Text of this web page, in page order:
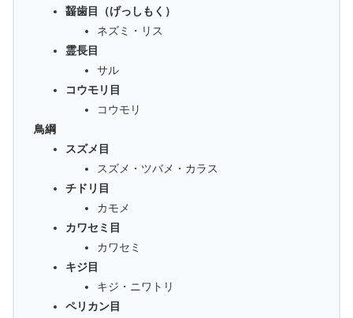
齧歯目（げっしもく）
ネズミ・リス
霊長目
サル
コウモリ目
コウモリ
鳥綱
スズメ目
スズメ・ツバメ・カラス
チドリ目
カモメ
カワセミ目
カワセミ
キジ目
キジ・ニワトリ
ペリカン目